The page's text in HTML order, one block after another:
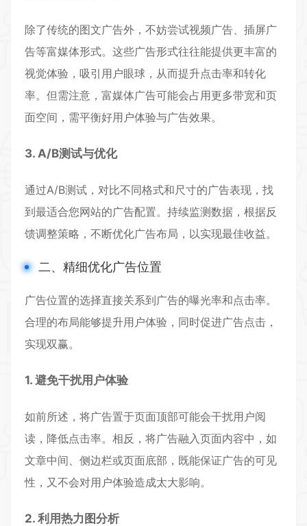
除了传统的图文广告外，不妨尝试视频广告、插屏广
告等富媒体形式。这些广告形式往往能提供更丰富的
视觉体验，吸引用户眼球，从而提升点击率和转化
率。但需注意，富媒体广告可能会占用更多带宽和页
面空间，需平衡好用户体验与广告效果。
3. A/B测试与优化
通过A/B测试，对比不同格式和尺寸的广告表现，找
到最适合您网站的广告配置。持续监测数据，根据反
馈调整策略，不断优化广告布局，以实现最佳收益。
二、精细优化广告位置
广告位置的选择直接关系到广告的曝光率和点击率。
合理的布局能够提升用户体验，同时促进广告点击，
实现双赢。
1. 避免干扰用户体验
如前所述，将广告置于页面顶部可能会干扰用户阅
读，降低点击率。相反，将广告融入页面内容中，如
文章中间、侧边栏或页面底部，既能保证广告的可见
性，又不会对用户体验造成太大影响。
2. 利用热力图分析